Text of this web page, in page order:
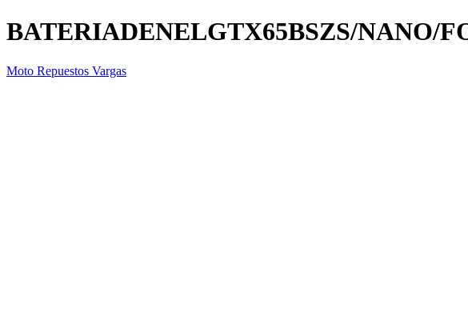
BATERIADENELGTX65BSZS/NANO/
Moto Repuestos Vargas